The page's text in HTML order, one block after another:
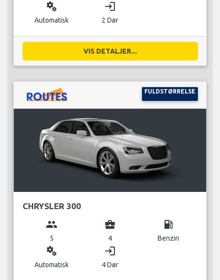
miscellaneous_services
Automatisk
login
2 Dør
VIS DETALJER...
FULDSTØRRELSE
CHRYSLER 300
group
5
business_center
4
local_gas_station
Benzin
miscellaneous_services
Automatisk
login
4 Dør